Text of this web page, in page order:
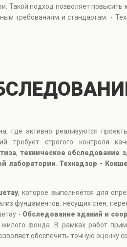
Такой подход позволяет повысить
требованиям и стандартам -
где активно реализуются
требует строгого контроля
, техническое обследование
лаборатории Технадзор -
, которое выполняется для
фундаментов, несущих стен,
- Обследование зданий и
жилого фонда. В рамках работ
обеспечить точную оценку